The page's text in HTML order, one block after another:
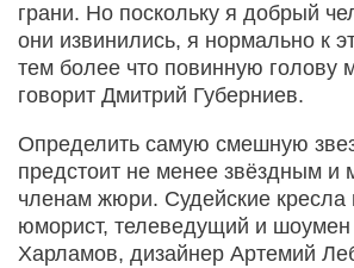
грани. Но поскольку я добрый
они извинились, я нормально к
тем более что повинную голову
говорит Дмитрий Губерниев.
Определить самую смешную
предстоит не менее звёздным и
членам жюри. Судейские кресла
юморист, телеведущий и шоумен
Харламов, дизайнер Артемий